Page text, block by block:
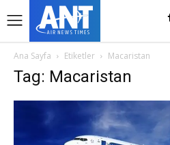
Ana Sayfa Etiketler Macaristan
Tag: Macaristan